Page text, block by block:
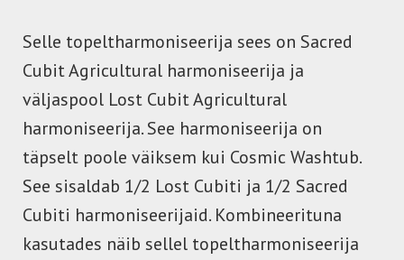
Selle topeltharmoniseerija sees on Sacred
Cubit Agricultural harmoniseerija ja
väljaspool Lost Cubit Agricultural
harmoniseerija. See harmoniseerija on
täpselt poole väiksem kui Cosmic Washtub.
See sisaldab 1/2 Lost Cubiti ja 1/2 Sacred
Cubiti harmoniseerijaid. Kombineerituna
kasutades näib sellel topeltharmoniseerija